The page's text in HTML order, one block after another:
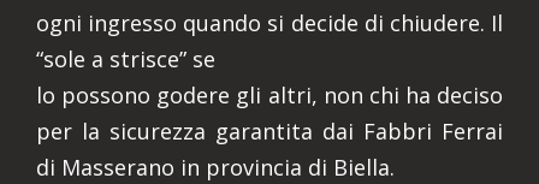
ogni ingresso quando si decide di chiudere. Il
“sole a strisce” se
lo possono godere gli altri, non chi ha deciso
per la sicurezza garantita dai Fabbri Ferrai
di Masserano in provincia di Biella.